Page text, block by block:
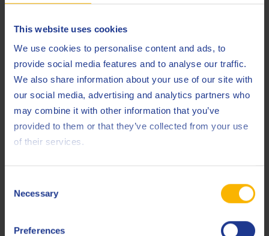
This website uses cookies
We use cookies to personalise content and ads, to
provide social media features and to analyse our traffic.
We also share information about your use of our site with
our social media, advertising and analytics partners who
may combine it with other information that you’ve
provided to them or that they’ve collected from your use
of their services.
Selection
Necessary
Preferences
Daimler Truck AG
DTFR 15C100 (MB
228.31)
Detroit Diesel DFS 93K218
Detroit Diesel DFS 93K222
Isuzu